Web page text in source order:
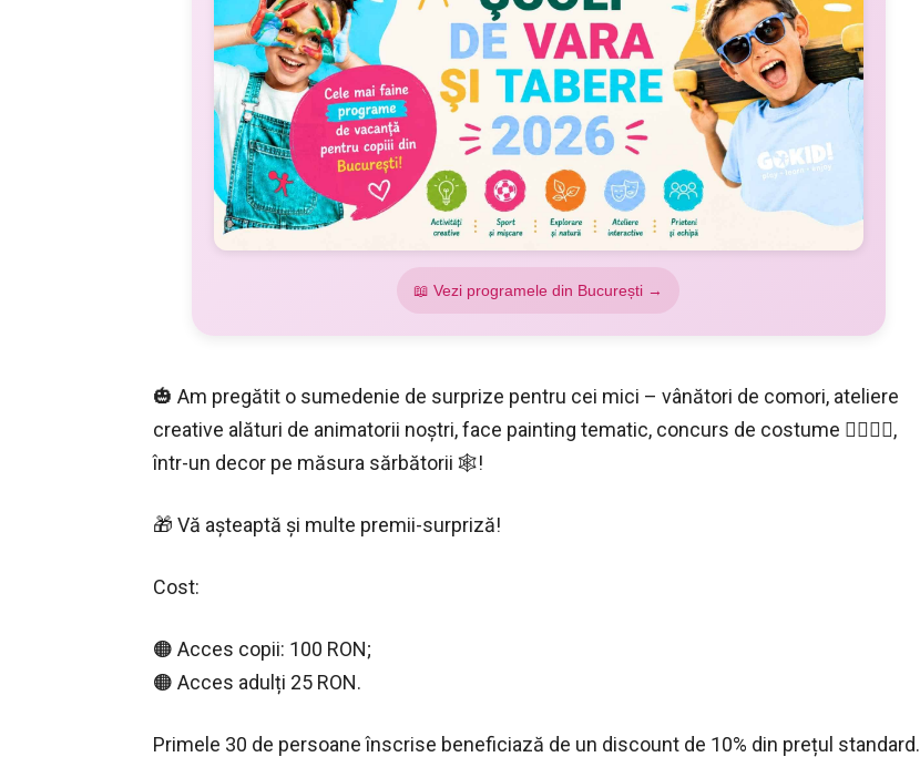
📖 Vezi programele din București →
🎃 Am pregătit o sumedenie de surprize pentru cei mici – vânători de comori, ateliere
creative alături de animatorii noștri, face painting tematic, concurs de costume 🧟‍♂️🧟‍♀️,
într-un decor pe măsura sărbătorii 🕸️!
🎁 Vă așteaptă și multe premii-surpriză!
Cost:
🟠 Acces copii: 100 RON;
🟠 Acces adulți 25 RON.
Primele 30 de persoane înscrise beneficiază de un discount de 10% din prețul standard.